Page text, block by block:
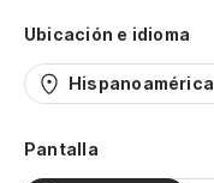
Ubicación e idioma
Hispanoamérica
Pantalla